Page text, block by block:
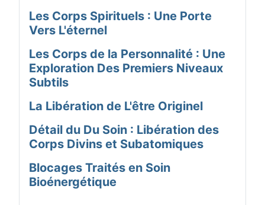
Les Corps Spirituels : Une Porte
Vers L'éternel
Les Corps de la Personnalité : Une
Exploration Des Premiers Niveaux
Subtils
La Libération de L'être Originel
Détail du Du Soin : Libération des
Corps Divins et Subatomiques
Blocages Traités en Soin
Bioénergétique